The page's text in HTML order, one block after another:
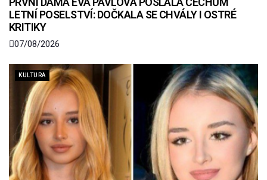
LETNÍ POSELSTVÍ: DOČKALA SE CHVÁLY I OSTRÉ
KRITIKY
07/08/2026
KULTURA